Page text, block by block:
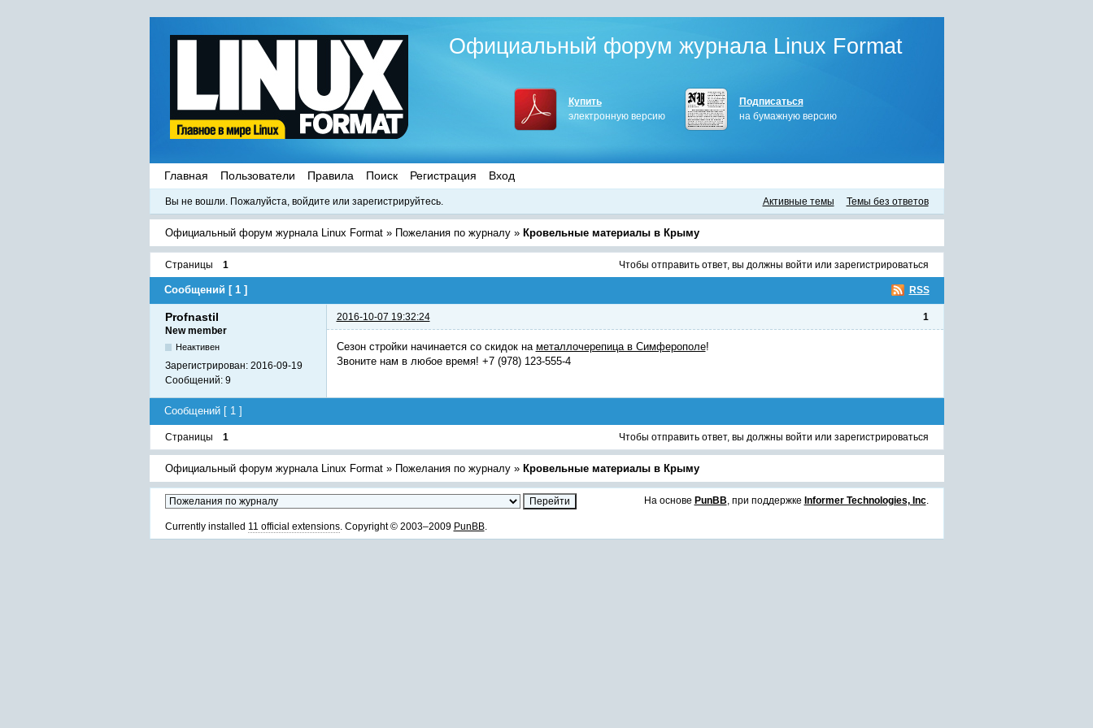
Официальный форум журнала Linux Format
Купить
электронную версию
Подписаться
на бумажную версию
Главная Пользователи Правила Поиск Регистрация Вход
Вы не вошли. Пожалуйста, войдите или зарегистрируйтесь. Активные темы Темы без ответов
Официальный форум журнала Linux Format » Пожелания по журналу » Кровельные материалы в Крыму
Страницы 1 Чтобы отправить ответ, вы должны войти или зарегистрироваться
RSS
Сообщений [ 1 ]
1
Profnastil
2016-10-07 19:32:24
New member
Неактивен
Зарегистрирован: 2016-09-19
Сообщений: 9
Сезон стройки начинается со скидок на металлочерепица в Симферополе!
Звоните нам в любое время! +7 (978) 123-555-4
Сообщений [ 1 ]
Страницы 1 Чтобы отправить ответ, вы должны войти или зарегистрироваться
Официальный форум журнала Linux Format » Пожелания по журналу » Кровельные материалы в Крыму
На основе PunBB , при поддержке Informer Technologies, Inc.
Currently installed 11 official extensions. Copyright © 2003–2009 PunBB.